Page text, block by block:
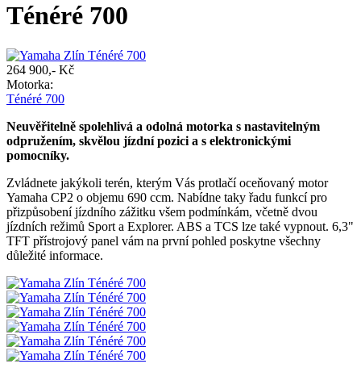
Ténéré 700
264 900,- Kč
Motorka:
Ténéré 700
Neuvěřitelně spolehlivá a odolná motorka s nastavitelným
odpružením, skvělou jízdní pozici a s elektronickými
pomocníky.
Zvládnete jakýkoli terén, kterým Vás protlačí oceňovaný motor
Yamaha CP2 o objemu 690 ccm. Nabídne taky řadu funkcí pro
přizpůsobení jízdního zážitku všem podmínkám, včetně dvou
jízdních režimů Sport a Explorer. ABS a TCS lze také vypnout. 6,3"
TFT přístrojový panel vám na první pohled poskytne všechny
důležité informace.